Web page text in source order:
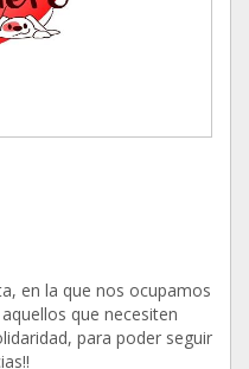
en la que nos ocupamos
que necesiten
para poder seguir